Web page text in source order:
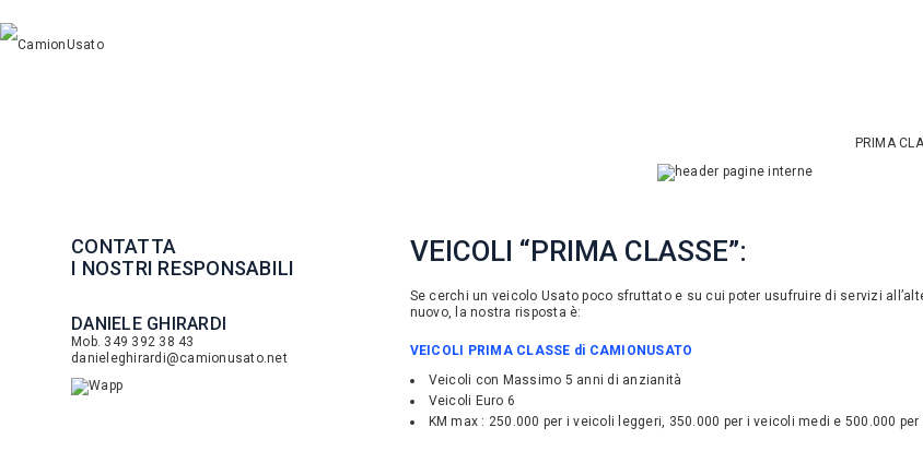
PRIMA
CONTATTA
I NOSTRI RESPONSABILI
DANIELE GHIRARDI
Mob. 349 392 38 43
danieleghirardi@camionusato.net
VEICOLI “PRIMA CLASSE”:
Se cerchi un veicolo Usato poco sfruttato e su cui poter usufruire di servizi
nuovo, la nostra risposta è:
VEICOLI PRIMA CLASSE di CAMIONUSATO
Veicoli con Massimo 5 anni di anzianità
Veicoli Euro 6
KM max : 250.000 per i veicoli leggeri, 350.000 per i veicoli medi e 500.000